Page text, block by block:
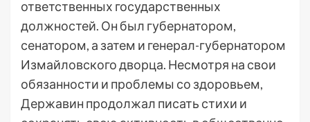
ответственных государственных
должностей. Он был губернатором,
сенатором, а затем и генерал-губернатором
Измайловского дворца. Несмотря на свои
обязанности и проблемы со здоровьем,
Державин продолжал писать стихи и